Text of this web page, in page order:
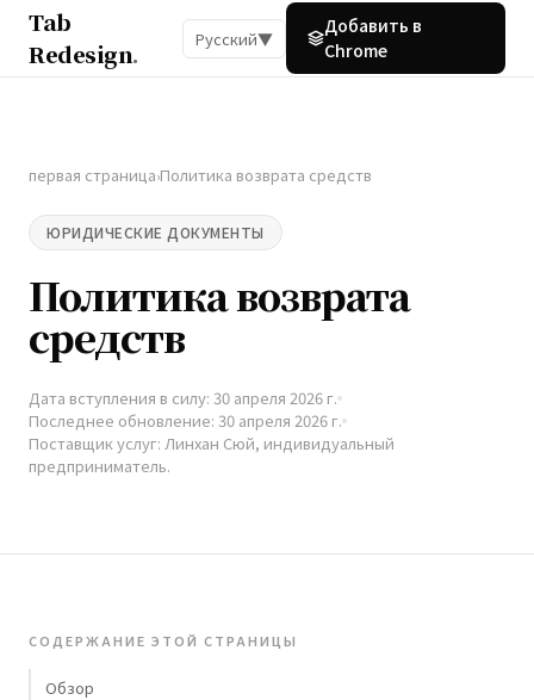
Tab
Redesign. Русский▼
Добавить в
Chrome
первая страница›Политика возврата средств
ЮРИДИЧЕСКИЕ ДОКУМЕНТЫ
Политика возврата
средств
Дата вступления в силу: 30 апреля 2026 г.
Последнее обновление: 30 апреля 2026 г.
Поставщик услуг: Линхан Сюй, индивидуальный
предприниматель.
СОДЕРЖАНИЕ ЭТОЙ СТРАНИЦЫ
Обзор